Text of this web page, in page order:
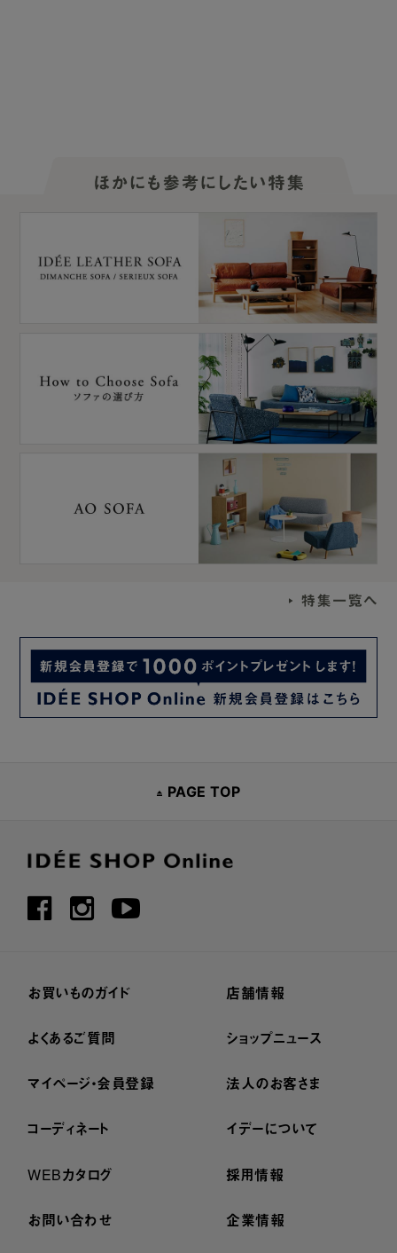
PAGE TOP
お買いものガイド
よくあるご質問
マイページ・会員登録
コーディネート
WEBカタログ
お問い合わせ
店舗情報
ショップニュース
法人のお客さま
イデーについて
採用情報
企業情報